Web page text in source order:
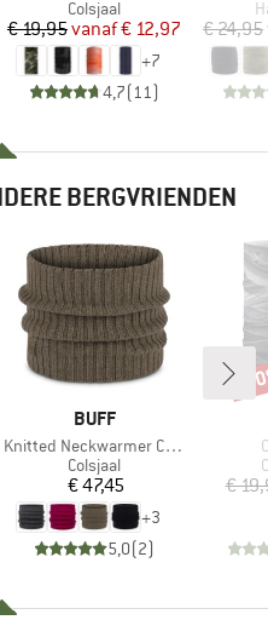
Productgroep
Colsjaal
Prijs
€ 19,95 Verlaagde prijs
vanaf€ 12,97
+7
4,7(11 )
€ 24,95
BERGVRIENDEN
MERK
BUFF
Artikel
Knitted Neckwarmer Comfort Norval
Productgroep
Colsjaal
Prijs
€ 47,45
+3
5,0(2)
€
-